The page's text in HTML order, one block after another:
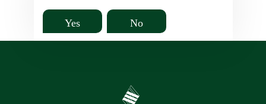
Yes No